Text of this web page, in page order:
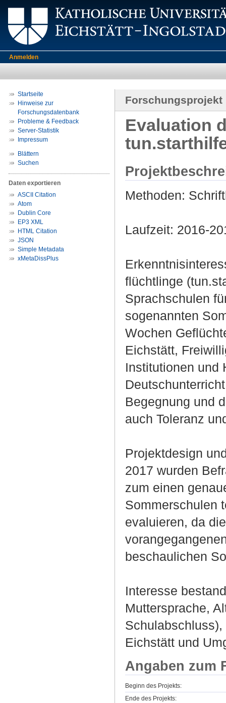
Anmelden
Startseite
Hinweise zur
Forschungsdatenbank
Probleme & Feedback
Server-Statistik
Impressum
Blättern
Suchen
Daten exportieren
ASCII Citation
Atom
Dublin Core
EP3 XML
HTML Citation
JSON
Simple Metadata
xMetaDissPlus
Forschungsprojekt
Evaluation
Methoden:
Laufzeit: 2016-
flüchtlinge
Sprachschulen
sogenannten
Wochen
Eichstätt,
Institutionen und
Begegnung und
auch Toleranz
Projektdesign
2017 wurden
zum einen
Sommerschulen
evaluieren, da
beschaulichen
Interesse
Muttersprache,
Eichstätt und
Angaben zum
Beginn des Projekts:
Ende des Projekts: